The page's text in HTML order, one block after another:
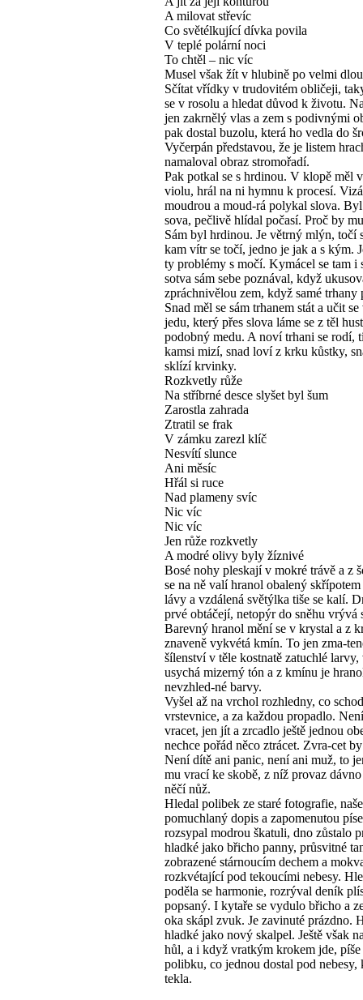
A milovat střevíc
Co světélkující dívka povila
V teplé polární noci
To chtěl – nic víc
Musel však žít v hlubině po velmi
Sčítat vřídky v trudovitém obličeji,
se v rosolu a hledat důvod k životu.
jen zakrnělý vlas a zem s podivnými
pak dostal buzolu, která ho vedla do
Vyčerpán představou, že je listem
namaloval obraz stromořadí.
Pak potkal se s hrdinou. V klopě měl
violu, hrál na ni hymnu k procesí.
moudrou a moud-rá polykal slova.
sova, pečlivě hlídal počasí. Proč by
Sám byl hrdinou. Je větrný mlýn, točí
kam vítr se točí, jedno je jak a s kým.
ty problémy s močí. Kymácel se tam i
sotva sám sebe poznával, když
zpráchnivělou zem, když samé trhany
Snad měl se sám trhanem stát a učit
jedu, který přes slova láme se z těl
podobný medu. A noví trhani se rodí,
kamsi mizí, snad loví z krku kůstky,
sklízí krvinky.
Rozkvetly růže
Na stříbrné desce slyšet byl šum
Zarostla zahrada
Ztratil se frak
V zámku zarezl klíč
Nesvítí slunce
Ani měsíc
Hřál si ruce
Nad plameny svíc
Nic víc
Nic víc
Jen růže rozkvetly
A modré olivy byly žíznivé
Bosé nohy pleskají v mokré trávě a z
se na ně valí hranol obalený
lávy a vzdálená světýlka tiše se kalí.
prvé obtáčejí, netopýr do sněhu vrývá
Barevný hranol mění se v krystal a z
znaveně vykvétá kmín. To jen zma-
šílenství v těle kostnatě zatuchlé
usychá mizerný tón a z kmínu je
nevzhled-né barvy.
Vyšel až na vrchol rozhledny, co
vrstevnice, a za každou propadlo.
vracet, jen jít a zrcadlo ještě jednou
nechce pořád něco ztrácet. Zvra-cet
Není dítě ani panic, není ani muž, to
mu vrací ke skobě, z níž provaz
něčí nůž.
Hledal polibek ze staré fotografie,
pomuchlaný dopis a zapomenutou
rozsypal modrou škatuli, dno zůstalo
hladké jako břicho panny, průsvitné
zobrazené stárnoucím dechem a
rozkvétající pod tekoucími nebesy.
poděla se harmonie, rozrýval deník
popsaný. I kytaře se vydulo břicho a
oka skápl zvuk. Je zavinuté prázdno.
hladké jako nový skalpel. Ještě však
hůl, a i když vratkým krokem jde, píše
polibku, co jednou dostal pod nebesy,
tekla.